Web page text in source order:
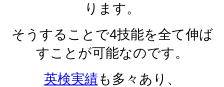
ります。
そうすることで4技能を全て伸ば
すことが可能なのです。
英検実績 も多々あり、